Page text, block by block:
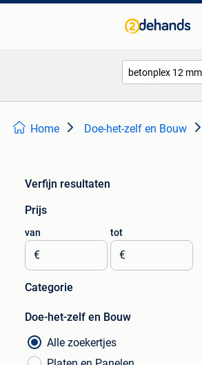
Home Doe-het-zelf en Bouw
Verfijn resultaten
Prijs
van
€
tot
€
Categorie
Doe-het-zelf en Bouw
Alle zoekertjes